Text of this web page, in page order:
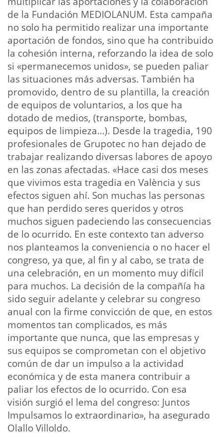
de la Fundación MEDIOLANUM. Esta campaña
no solo ha permitido realizar una importante
aportación de fondos, sino que ha contribuido
la cohesión interna, reforzando la idea de solo
si «permanecemos unidos», se pueden paliar
las situaciones más adversas. También ha
promovido, dentro de su plantilla, la creación
de equipos de voluntarios, a los que ha
dotado de medios, (transporte, bombas,
equipos de limpieza…). Desde la tragedia, 190
profesionales de Grupotec no han dejado de
trabajar realizando diversas labores de apoyo
en las zonas afectadas. «Hace casi dos meses
que vivimos esta tragedia en València y sus
efectos siguen ahí. Son muchas las personas
que han perdido seres queridos y otros
muchos siguen padeciendo las consecuencias
de lo ocurrido. En este contexto tan adverso
nos planteamos la conveniencia o no hacer el
congreso, ya que, al fin y al cabo, se trata de
una celebración, en un momento muy difícil
para muchos. La decisión de la compañía ha
sido seguir adelante y celebrar su congreso
anual con la firme convicción de que, en estos
momentos tan complicados, es más
importante que nunca, que las empresas y
sus equipos se comprometan con el objetivo
común de dar un impulso a la actividad
económica y de esta manera contribuir a
paliar los efectos de lo ocurrido. Con esa
visión surgió el lema del congreso: Juntos
Impulsamos lo extraordinario», ha asegurado
Olallo Villoldo.